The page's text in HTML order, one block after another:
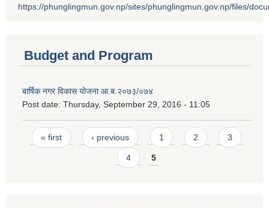
https://phunglingmun.gov.np/sites/phunglingmun.gov.np/files/
Budget and Program
बार्षिक नगर विकास योजना आ.ब.२०७३/०७४
Post date: Thursday, September 29, 2016 - 11:05
Pages
« first ‹ previous 1 2 3
4 5